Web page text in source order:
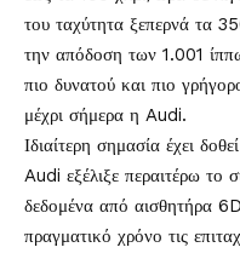
του ταχύτητα ξεπερνά τα
την απόδοση των 1.001
πιο δυνατού και πιο
μέχρι σήμερα η Audi.
Ιδιαίτερη σημασία έχει
Audi εξέλιξε περαιτέρω το
δεδομένα από αισθητήρα
πραγματικό χρόνο τις